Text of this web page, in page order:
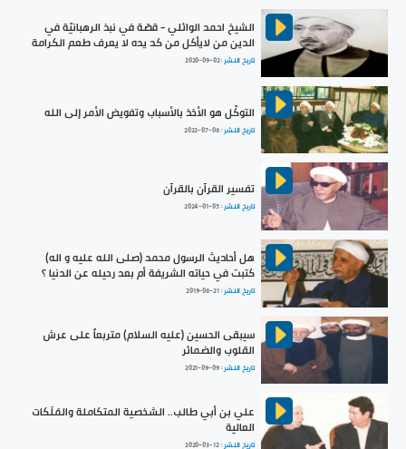
الشيخ احمد الوائلي - قصّة في نبذ الرهبانيّة في
الدين من لايأكل من كد يده لا يعرف طعم الكرامة
تاريخ النشر :2020-09-02
التوكّل هو الأخذ بالأسباب وتفويض الأمر إلى الله
تاريخ النشر :2022-07-06
تفسير القرآن بالقرآن
تاريخ النشر :2024-01-05
هل أحاديث الرسول محمد (صلى الله عليه و اله)
كتبت في حياته الشريفة أم بعد رحيله عن الدنيا ؟
تاريخ النشر :2019-06-21
سيبقى الحسين (عليه السلام) متربعاً على عرش
القلوب والضمائر
تاريخ النشر :2021-09-09
علي بن أبي طالب.. الشخصية المتكاملة والمَلَكات
العالية
تاريخ النشر :2020-03-12